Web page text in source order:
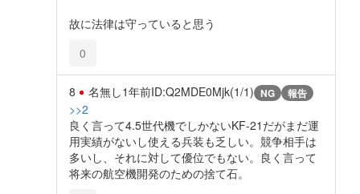
故に法律は守っていると思う
0
8 名無し1年前ID:Q2MDE0Mjk(1/1) NG 報告
>>2
良く言って4.5世代機でしかないKF-21だがまだ運
用実績がないし使える兵装も乏しい。競争相手は
多いし、それに対して優位でもない。良く言って
将来の航空機開発のための捨て石。